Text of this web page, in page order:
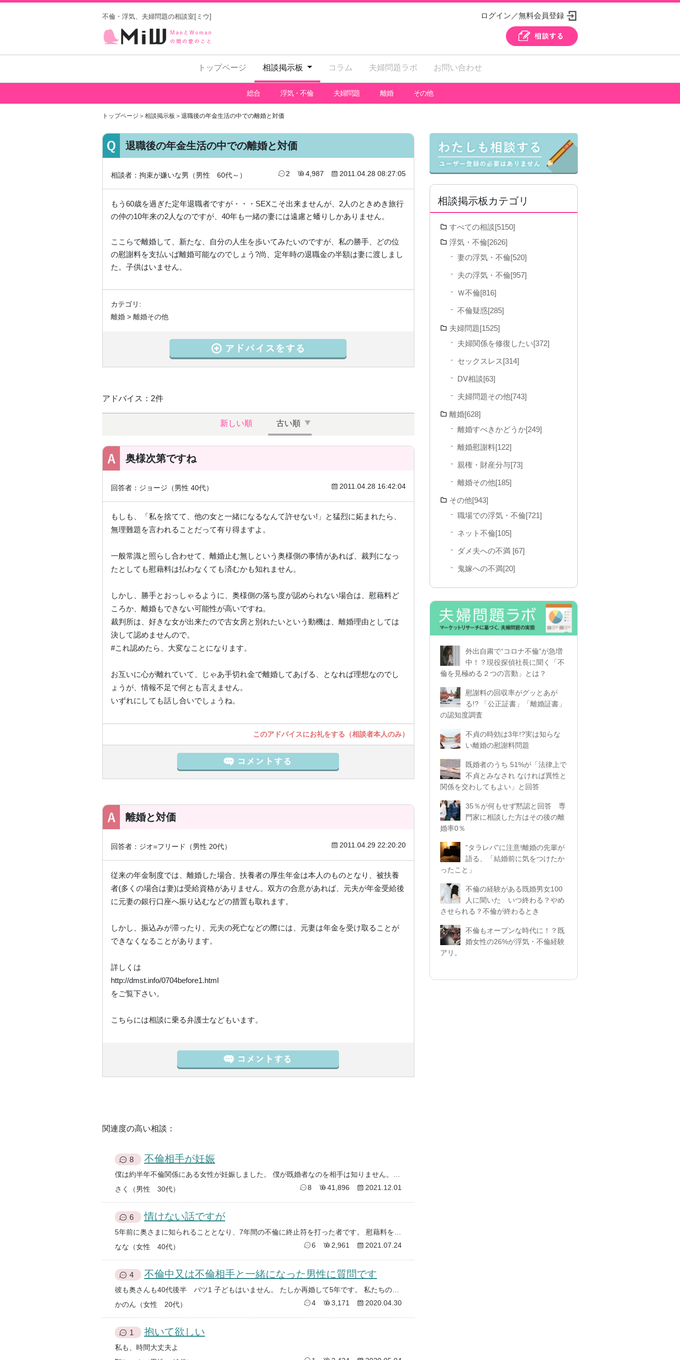
不倫・浮気、夫婦問題の相談室[ミウ] ログイン／無料会員登録
トップページ 相談掲示板 コラム 夫婦問題ラボ お問い合わせ
総合 浮気・不倫 夫婦問題 離婚 その他
トップページ ＞ 相談掲示板 ＞退職後の年金生活の中での離婚と対価
退職後の年金生活の中での離婚と対価
相談者：拘束が嫌いな男（男性 60代～） 2 4,987 2011.04.28 08:27:05
もう60歳を過ぎた定年退職者ですが・・・SEXこそ出来ませんが、2人のときめき旅行
の仲の10年来の2人なのですが、40年も一緒の妻には遠慮と蟠りしかありません。
ここらで離婚して、新たな、自分の人生を歩いてみたいのですが、私の勝手、どの位
の慰謝料を支払いば離婚可能なのでしょう?尚、定年時の退職金の半額は妻に渡しまし
た。子供はいません。
カテゴリ:
離婚 > 離婚その他
アドバイス：2件
新しい順 古い順
奥様次第ですね
回答者：ジョージ（男性 40代） 2011.04.28 16:42:04
もしも、「私を捨てて、他の女と一緒になるなんて許せない!」と猛烈に妬まれたら、
無理難題を言われることだって有り得ますよ。
一般常識と照らし合わせて、離婚止む無しという奥様側の事情があれば、裁判になっ
たとしても慰藉料は払わなくても済むかも知れません。
しかし、勝手とおっしゃるように、奥様側の落ち度が認められない場合は、慰藉料ど
ころか、離婚もできない可能性が高いですね。
裁判所は、好きな女が出来たので古女房と別れたいという動機は、離婚理由としては
決して認めませんので。
#これ認めたら、大変なことになります。
お互いに心が離れていて、じゃあ手切れ金で離婚してあげる、となれば理想なのでし
ょうが、情報不足で何とも言えません。
いずれにしても話し合いでしょうね。
このアドバイスにお礼をする（相談者本人のみ）
離婚と対価
回答者：ジオ=フリード（男性 20代） 2011.04.29 22:20:20
従来の年金制度では、離婚した場合、扶養者の厚生年金は本人のものとなり、被扶養
者(多くの場合は妻)は受給資格がありません。双方の合意があれば、元夫が年金受給後
に元妻の銀行口座へ振り込むなどの措置も取れます。
しかし、振込みが滞ったり、元夫の死亡などの際には、元妻は年金を受け取ることが
できなくなることがあります。
詳しくは
http://dmst.info/0704before1.html
をご覧下さい。
こちらには相談に乗る弁護士などもいます。
関連度の高い相談：
8 不倫相手が妊娠
さく（男性 30代）
8 41,896 2021.12.01
6 情けない話ですが
なな（女性 40代）
6 2,961 2021.07.24
4 不倫中又は不倫相手と一緒になった男性に質問です
かのん（女性 20代）
4 3,171 2020.04.30
1 抱いて欲しい
私も、時間大丈夫よ
相談掲示板カテゴリ
すべての相談[5150]
浮気・不倫[2626]
妻の浮気・不倫[520]
夫の浮気・不倫[957]
Ｗ不倫[816]
不倫疑惑[285]
夫婦問題[1525]
夫婦関係を修復したい[372]
セックスレス[314]
DV相談[63]
夫婦問題その他[743]
離婚[628]
離婚すべきかどうか[249]
離婚慰謝料[122]
親権・財産分与[73]
離婚その他[185]
その他[943]
職場での浮気・不倫[721]
ネット不倫[105]
ダメ夫への不満 [67]
鬼嫁への不満[20]
外出自粛で“コロナ不倫”が急増
中！？現役探偵社長に聞く「不
倫を見極める２つの言動」とは？
慰謝料の回収率がグッとあが
る!? 「公正証書」「離婚証書」
の認知度調査
不貞の時効は3年!?実は知らな
い離婚の慰謝料問題
既婚者のうち 51%が「法律上で
不貞とみなされ なければ異性と
関係を交わしてもよい」と回答
35％が何もせず黙認と回答 専
門家に相談した方はその後の離
婚率0％
“タラレバ”に注意!離婚の先輩が
語る、「結婚前に気をつけたか
ったこと」
不倫の経験がある既婚男女100
人に聞いた いつ終わる？やめ
させられる？不倫が終わるとき
不倫もオープンな時代に！？既
婚女性の26%が浮気・不倫経験
アリ。